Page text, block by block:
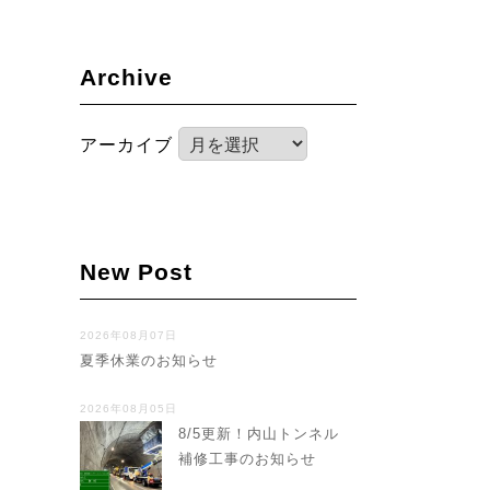
Archive
アーカイブ
New Post
2026年08月07日
夏季休業のお知らせ
2026年08月05日
8/5更新！内山トンネル
補修工事のお知らせ